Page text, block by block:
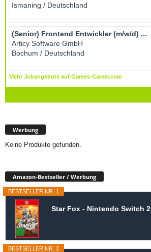
Werbung
Keine Produkte gefunden.
Amazon-Bestseller / Werbung
BESTSELLER NR. 1
Star Fox - Nintendo Switch 2
BESTSELLER NR. 2